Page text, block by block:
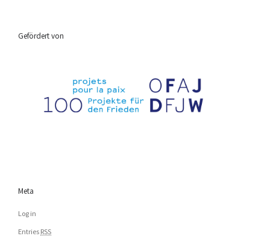
Gefördert von
Meta
Log in
Entries RSS